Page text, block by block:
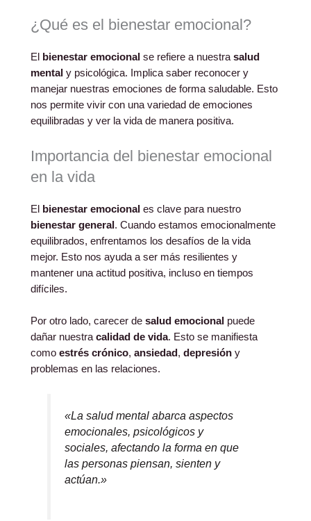
¿Qué es el bienestar emocional?
El bienestar emocional se refiere a nuestra salud
mental y psicológica. Implica saber reconocer y
manejar nuestras emociones de forma saludable. Esto
nos permite vivir con una variedad de emociones
equilibradas y ver la vida de manera positiva.
Importancia del bienestar emocional
en la vida
El bienestar emocional es clave para nuestro
bienestar general. Cuando estamos emocionalmente
equilibrados, enfrentamos los desafíos de la vida
mejor. Esto nos ayuda a ser más resilientes y
mantener una actitud positiva, incluso en tiempos
difíciles.
Por otro lado, carecer de salud emocional puede
dañar nuestra calidad de vida. Esto se manifiesta
como estrés crónico, ansiedad , depresión y
problemas en las relaciones.
«La salud mental abarca aspectos
emocionales, psicológicos y
sociales, afectando la forma en que
las personas piensan, sienten y
actúan.»